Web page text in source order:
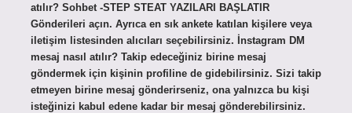
atılır? Sohbet -STEP STEAT YAZILARI BAŞLATIR
Gönderileri açın. Ayrıca en sık ankete katılan kişilere veya
iletişim listesinden alıcıları seçebilirsiniz. İnstagram DM
mesaj nasıl atılır? Takip edeceğiniz birine mesaj
göndermek için kişinin profiline de gidebilirsiniz. Sizi takip
etmeyen birine mesaj gönderirseniz, ona yalnızca bu kişi
isteğinizi kabul edene kadar bir mesaj gönderebilirsiniz.